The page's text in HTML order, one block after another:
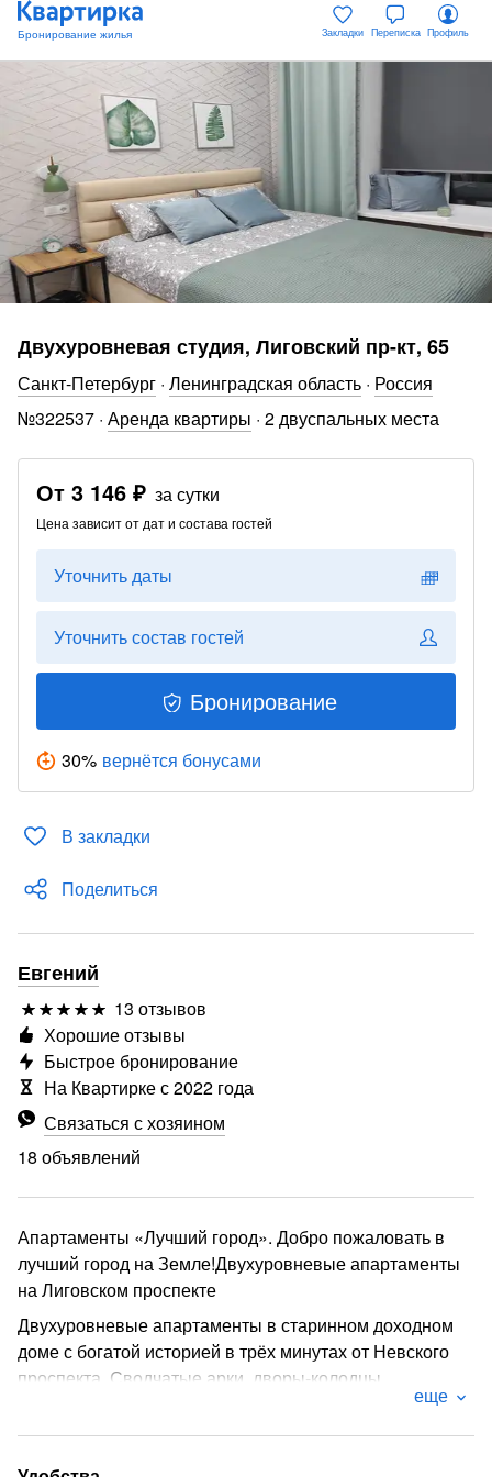
Закладки Переписка Профиль
Двухуровневая студия, Лиговский пр-кт, 65
Санкт-Петербург · Ленинградская область · Россия
№322537 · Аренда квартиры · 2 двуспальных места
От 3 146 ₽ за сутки
Цена зависит от дат и состава гостей
Уточнить даты
Уточнить состав гостей
Бронирование
30% вернётся бонусами
В закладки
Поделиться
Евгений
13 отзывов
Связаться с хозяином
18 объявлений
Хорошие отзывы
Быстрое бронирование
На Квартирке с 2022 года
Апартаменты «Лучший город». Добро пожаловать в
лучший город на Земле!Двухуровневые апартаменты
на Лиговском проспекте
Двухуровневые апартаменты в старинном доходном
доме с богатой историей в трёх минутах от Невского
проспекта. Сводчатые арки, дворы-колодцы,
почувствовать истинный дух Петербурга-Петрограда.
* До Невского проспекта - 3 минута пешком
еще